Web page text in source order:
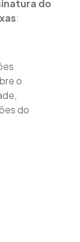
do
:
o
do